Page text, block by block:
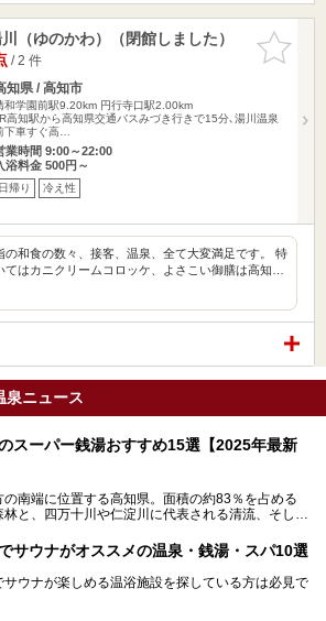
お気に入
りに追加
（ゆのかわ）（閉館しました）
/ 2 件
知県 / 高知市
和学園前駅9.20km 円行寺口駅2.00km
高知駅から高知県交通バスみづき行きで15分､湯川温泉
下車すぐ高…
業時間 9:00～22:00
浴料金 500円～
日帰り 冷え性
和食の数々、接客、温泉、全て大変満足です。 特
てはカニクリームコロッケ、よさこい御膳は高知…
泉ニュース
スーパー銭湯おすすめ15選【2025年最新
の南端に位置する高知県。面積の約83％を占める
林と、四万十川や仁淀川に代表される清流、そして
ゅっと詰まった県です。
また、カツオのたたきをはじめとする海産物や清流
魚、大皿にごちそうがどっさり盛られた皿鉢料理、
の柑橘類、地酒といったグルメが充実していること
れます。ここでは、温泉とあわせて自然の景観やグ
サウナがオススメの温泉・銭湯・スパ10選
サウナが楽しめる温浴施設を探している方は必見で